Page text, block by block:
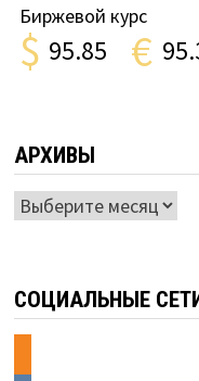
Биржевой курс
$ 95.85 €
АРХИВЫ
Архивы
СОЦИАЛЬНЫЕ